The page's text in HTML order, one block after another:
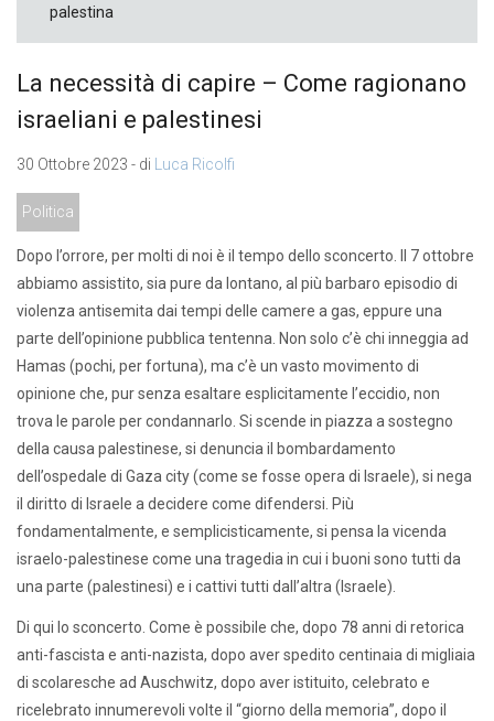
palestina
La necessità di capire – Come ragionano
israeliani e palestinesi
30 Ottobre 2023 - di Luca Ricolfi
Politica
Dopo l’orrore, per molti di noi è il tempo dello sconcerto. Il 7 ottobre
abbiamo assistito, sia pure da lontano, al più barbaro episodio di
violenza antisemita dai tempi delle camere a gas, eppure una
parte dell’opinione pubblica tentenna. Non solo c’è chi inneggia ad
Hamas (pochi, per fortuna), ma c’è un vasto movimento di
opinione che, pur senza esaltare esplicitamente l’eccidio, non
trova le parole per condannarlo. Si scende in piazza a sostegno
della causa palestinese, si denuncia il bombardamento
dell’ospedale di Gaza city (come se fosse opera di Israele), si nega
il diritto di Israele a decidere come difendersi. Più
fondamentalmente, e semplicisticamente, si pensa la vicenda
israelo-palestinese come una tragedia in cui i buoni sono tutti da
una parte (palestinesi) e i cattivi tutti dall’altra (Israele).
Di qui lo sconcerto. Come è possibile che, dopo 78 anni di retorica
anti-fascista e anti-nazista, dopo aver spedito centinaia di migliaia
di scolaresche ad Auschwitz, dopo aver istituito, celebrato e
ricelebrato innumerevoli volte il “giorno della memoria”, dopo il